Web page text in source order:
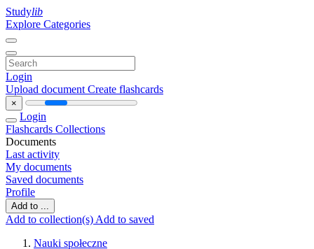
Studylib
Explore Categories
Login
Upload document Create flashcards
×
Login
Flashcards Collections
Documents
Last activity
My documents
Saved documents
Profile
Add to ...
Add to collection(s) Add to saved
Nauki społeczne